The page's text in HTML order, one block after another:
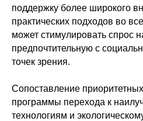
поддержку более широкого
практических подходов во
может стимулировать спрос
предпочтительную с
точек зрения.
Сопоставление
программы перехода к
технологиям и